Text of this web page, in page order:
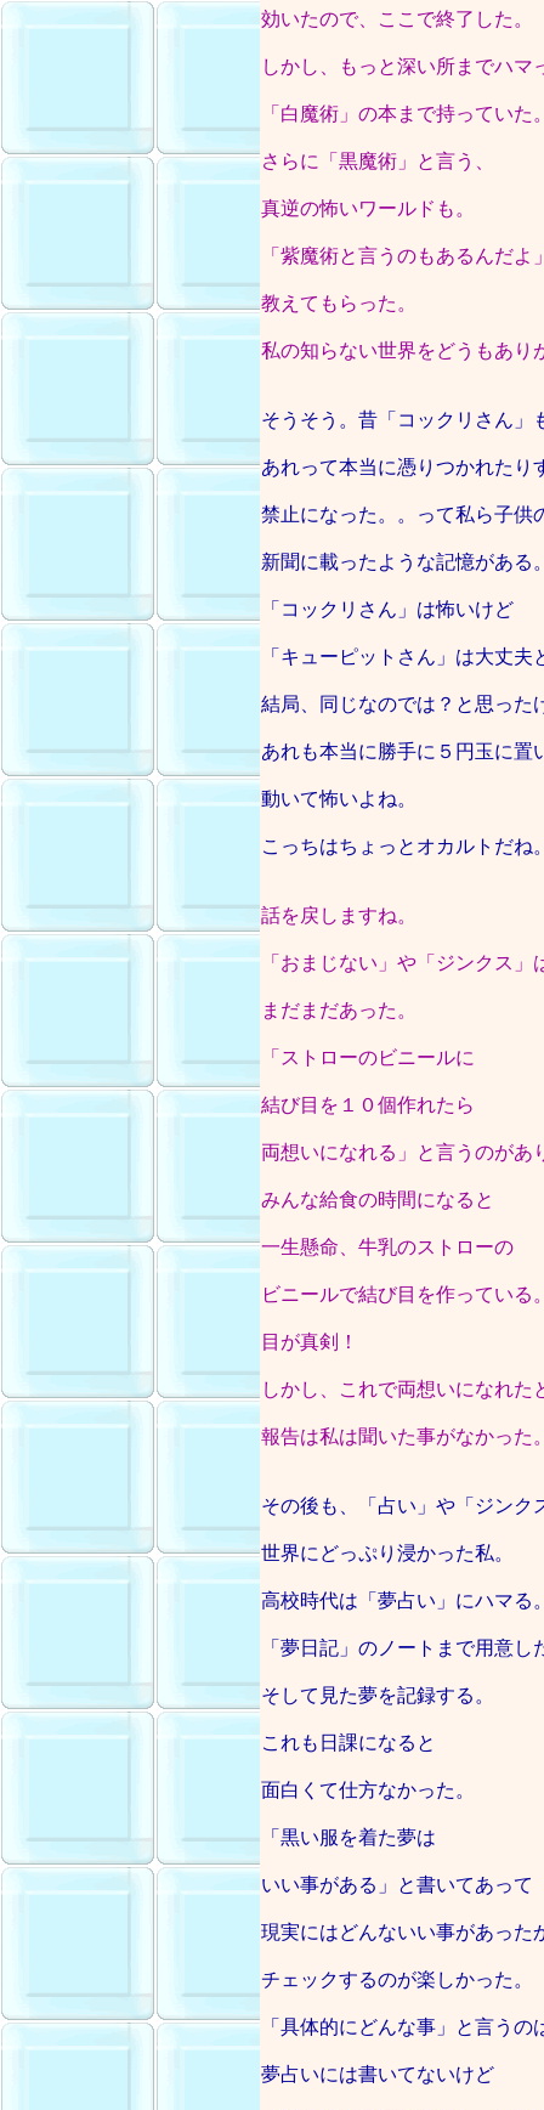
効いたので、ここで終了した。
しかし、もっと深い所までハマ
「白魔術」の本まで持っていた
さらに「黒魔術」と言う、
真逆の怖いワールドも。
「紫魔術と言うのもあるんだよ
教えてもらった。
私の知らない世界をどうもあり
そうそう。昔「コックリさん」
あれって本当に憑りつかれたり
禁止になった。。って私ら子供
新聞に載ったような記憶がある
「コックリさん」は怖いけど
「キューピットさん」は大丈夫
結局、同じなのでは？と思った
あれも本当に勝手に５円玉に置
動いて怖いよね。
こっちはちょっとオカルトだね
話を戻しますね。
「おまじない」や「ジンクス」
まだまだあった。
「ストローのビニールに
結び目を１０個作れたら
両想いになれる」と言うのがあ
みんな給食の時間になると
一生懸命、牛乳のストローの
ビニールで結び目を作っている
目が真剣！
しかし、これで両想いになれた
報告は私は聞いた事がなかった
その後も、「占い」や「ジンク
世界にどっぷり浸かった私。
高校時代は「夢占い」にハマる
「夢日記」のノートまで用意し
そして見た夢を記録する。
これも日課になると
面白くて仕方なかった。
「黒い服を着た夢は
いい事がある」と書いてあって
現実にはどんないい事があった
チェックするのが楽しかった。
「具体的にどんな事」と言うの
夢占いには書いてないけど